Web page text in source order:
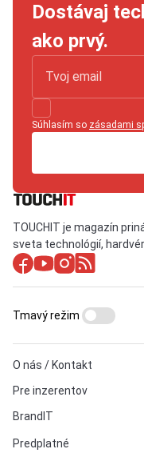
Dostávaj
ako prvý.
Súhlasím so zásadami
TOUCHIT je magazín
sveta technológií,
O nás / Kontakt
Pre inzerentov
BrandIT
Predplatné
Tmavý režim